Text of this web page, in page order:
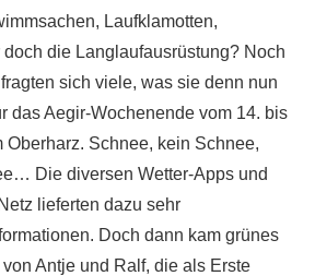
Laufklamotten,
die Langlaufausrüstung? Noch
sich viele, was sie denn nun
das Aegir-Wochenende vom 14. bis
Oberharz. Schnee, kein Schnee,
Die diversen Wetter-Apps und
lieferten dazu sehr
Doch dann kam grünes
Antje und Ralf, die als Erste